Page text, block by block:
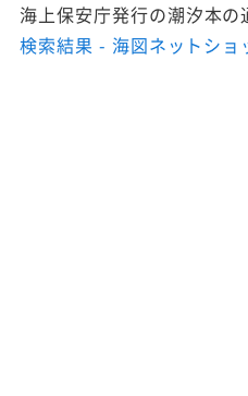
海上保安庁発行の潮汐本
検索結果 - 海図ネットショ